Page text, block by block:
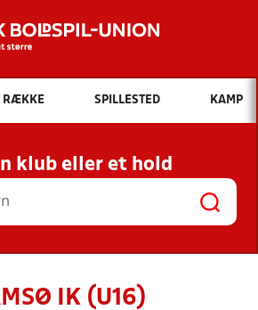
Hvad vil du søge efter?
INDHOLD OG NYHEDER
RESULTATER, KLUBBER OG
HOLD
RÆKKE SPILLESTED KAMP
klub eller et hold
IK (U16)